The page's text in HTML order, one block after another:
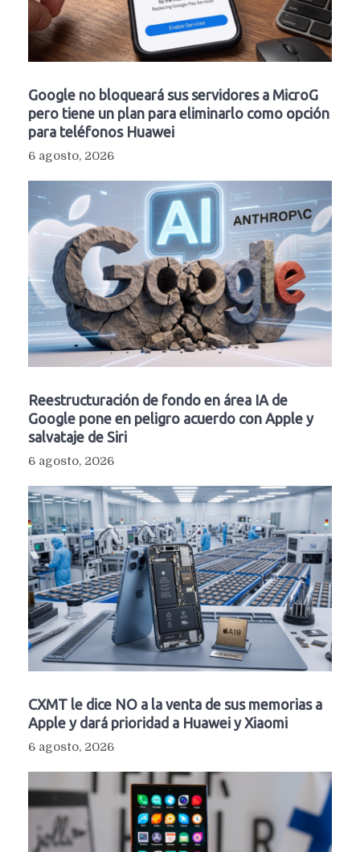
Google no bloqueará sus servidores a MicroG
pero tiene un plan para eliminarlo como opción
para teléfonos Huawei
6 agosto, 2026
Reestructuración de fondo en área IA de
Google pone en peligro acuerdo con Apple y
salvataje de Siri
6 agosto, 2026
CXMT le dice NO a la venta de sus memorias a
Apple y dará prioridad a Huawei y Xiaomi
6 agosto, 2026